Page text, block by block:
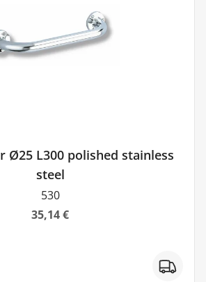
Ø25 L300 polished stainless
steel
530
35,14 €